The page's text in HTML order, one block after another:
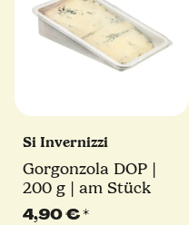
Si Invernizzi
Gorgonzola DOP |
200 g | am Stück
4,90 €*